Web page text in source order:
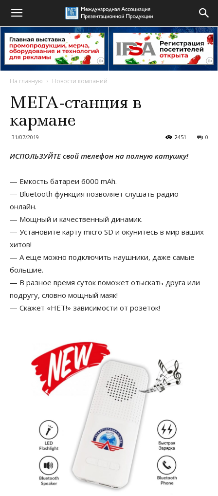
На главную Новости компаний
МЕГА-станция в
кармане
31/07/2019 0
2451
ИСПОЛЬЗУЙТЕ свой телефон на полную катушку!
— Емкость батареи 6000 mAh.
— Bluetooth функция позволяет слушать радио
онлайн.
— Мощный и качественный динамик.
— Установите карту micro SD и окунитесь в мир ваших
хитов!
— А еще можно подключить наушники, даже самые
большие.
— В разное время суток поможет отыскать друга или
подругу, словно мощный маяк!
— Скажет «НЕТ!» зависимости от розеток!